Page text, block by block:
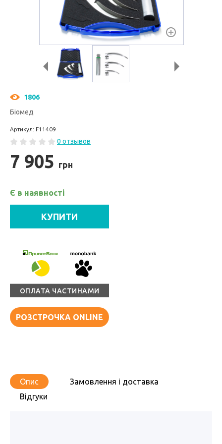
1806
Біомед
Артикул: F11409
0 отзывов
7 905 грн
Є в наявності
КУПИТИ
ОПЛАТА ЧАСТИНАМИ
РОЗСТРОЧКА ONLINE
Опис
Замовлення і доставка
Відгуки